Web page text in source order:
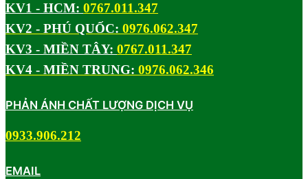
KV1 - HCM: 0767.011.347
KV2 - PHÚ QUỐC: 0976.062.347
KV3 - MIỀN TÂY: 0767.011.347
KV4 - MIỀN TRUNG: 0976.062.346
PHẢN ÁNH CHẤT LƯỢNG DỊCH VỤ
0933.906.212
EMAIL